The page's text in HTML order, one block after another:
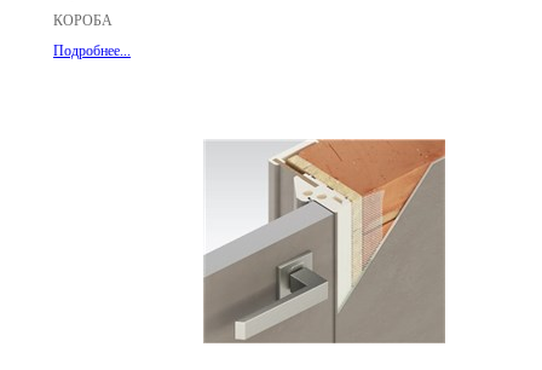
КОРОБА
Подробнее...